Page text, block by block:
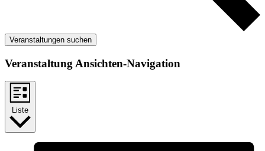
Veranstaltungen suchen
Veranstaltung Ansichten-Navigation
Liste